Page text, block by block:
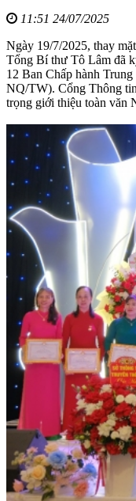
11:51 24/07/2025
Ngày 19/7/2025, thay
Tổng Bí thư Tô Lâm đã
12 Ban Chấp hành
NQ/TW). Cổng Thông
trọng giới thiệu toàn văn